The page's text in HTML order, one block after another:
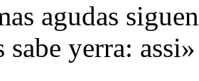
agudas
sabe yerra: assi»